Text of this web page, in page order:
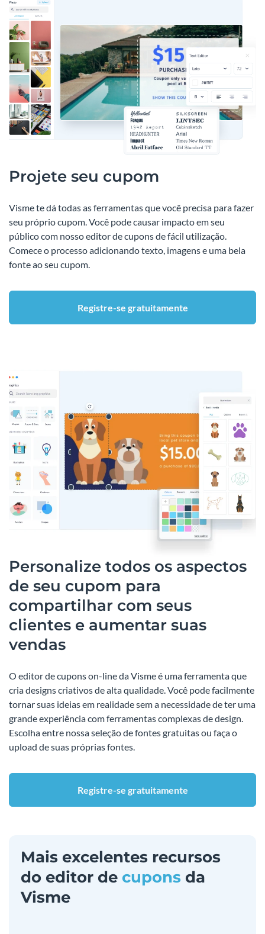
Projete seu cupom
Visme te dá todas as ferramentas que você precisa para fazer
seu próprio cupom. Você pode causar impacto em seu
público com nosso editor de cupons de fácil utilização.
Comece o processo adicionando texto, imagens e uma bela
fonte ao seu cupom.
Registre-se gratuitamente
Personalize todos os aspectos
de seu cupom para
compartilhar com seus
clientes e aumentar suas
vendas
O editor de cupons on-line da Visme é uma ferramenta que
cria designs criativos de alta qualidade. Você pode facilmente
tornar suas ideias em realidade sem a necessidade de ter uma
grande experiência com ferramentas complexas de design.
Escolha entre nossa seleção de fontes gratuitas ou faça o
upload de suas próprias fontes.
Registre-se gratuitamente
Mais excelentes recursos
do editor de cupons da
Visme